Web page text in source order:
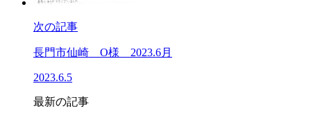
次の記事
長門市仙崎 O様 2023.6月
2023.6.5
最新の記事